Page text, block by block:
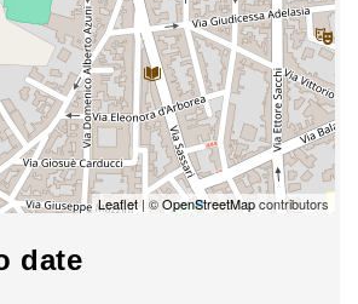
Leaflet| ©OpenStreetMapcontributors
date